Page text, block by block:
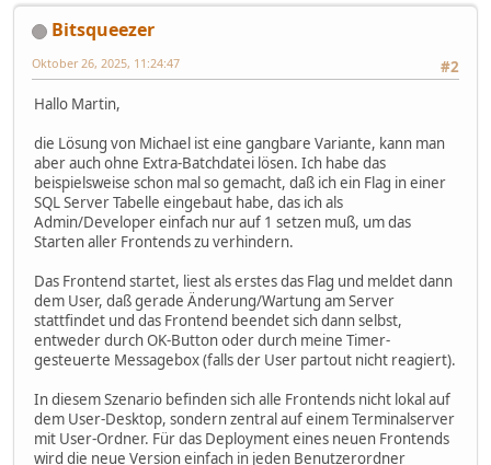
Bitsqueezer
#2
Oktober 26, 2025, 11:24:47
Hallo Martin,
die Lösung von Michael ist eine gangbare Variante, kann man
aber auch ohne Extra-Batchdatei lösen. Ich habe das
beispielsweise schon mal so gemacht, daß ich ein Flag in einer
SQL Server Tabelle eingebaut habe, das ich als
Admin/Developer einfach nur auf 1 setzen muß, um das
Starten aller Frontends zu verhindern.
Das Frontend startet, liest als erstes das Flag und meldet dann
dem User, daß gerade Änderung/Wartung am Server
stattfindet und das Frontend beendet sich dann selbst,
entweder durch OK-Button oder durch meine Timer-
gesteuerte Messagebox (falls der User partout nicht reagiert).
In diesem Szenario befinden sich alle Frontends nicht lokal auf
dem User-Desktop, sondern zentral auf einem Terminalserver
mit User-Ordner. Für das Deployment eines neuen Frontends
wird die neue Version einfach in jeden Benutzerordner